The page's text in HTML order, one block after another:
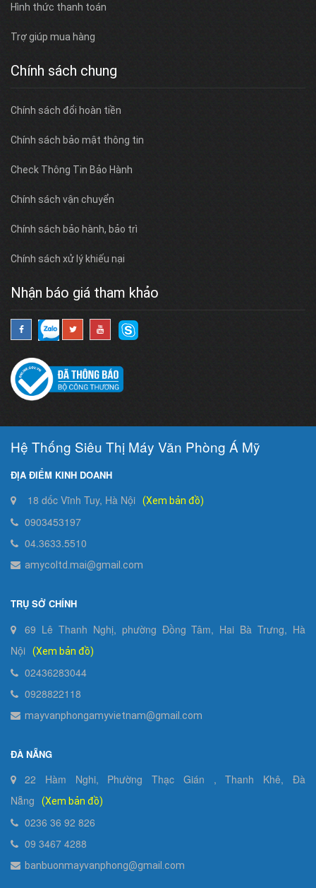
Hình thức thanh toán
Trợ giúp mua hàng
Chính sách chung
Chính sách đổi hoàn tiền
Chính sách bảo mật thông tin
Check Thông Tin Bảo Hành
Chính sách vận chuyển
Chính sách bảo hành, bảo trì
Chính sách xử lý khiếu nại
Nhận báo giá tham khảo
Hệ Thống Siêu Thị Máy Văn Phòng Á Mỹ
ĐỊA ĐIỂM KINH DOANH
18 dốc Vĩnh Tuy, Hà Nội (Xem bản đồ)
0903453197
04.3633.5510
amycoltd.mai@gmail.com
TRỤ SỞ CHÍNH
69 Lê Thanh Nghị, phường Đồng Tâm, Hai Bà Trưng, Hà
Nội
(Xem bản đồ)
02436283044
0928822118
mayvanphongamyvietnam@gmail.com
ĐÀ NẴNG
22 Hàm Nghi, Phường Thạc Gián , Thanh Khê, Đà
Nẵng
(Xem bản đồ)
0236 36 92 826
09 3467 4288
banbuonmayvanphong@gmail.com